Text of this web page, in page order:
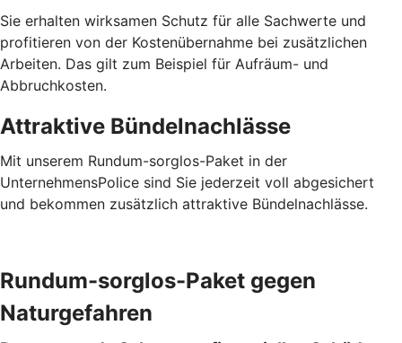
Sie erhalten wirksamen Schutz für alle Sachwerte und
profitieren von der Kostenübernahme bei zusätzlichen
Arbeiten. Das gilt zum Beispiel für Aufräum- und
Abbruchkosten.
Attraktive Bündelnachlässe
Mit unserem Rundum-sorglos-Paket in der
UnternehmensPolice sind Sie jederzeit voll abgesichert
und bekommen zusätzlich attraktive Bündelnachlässe.
Rundum-sorglos-Paket gegen
Naturgefahren